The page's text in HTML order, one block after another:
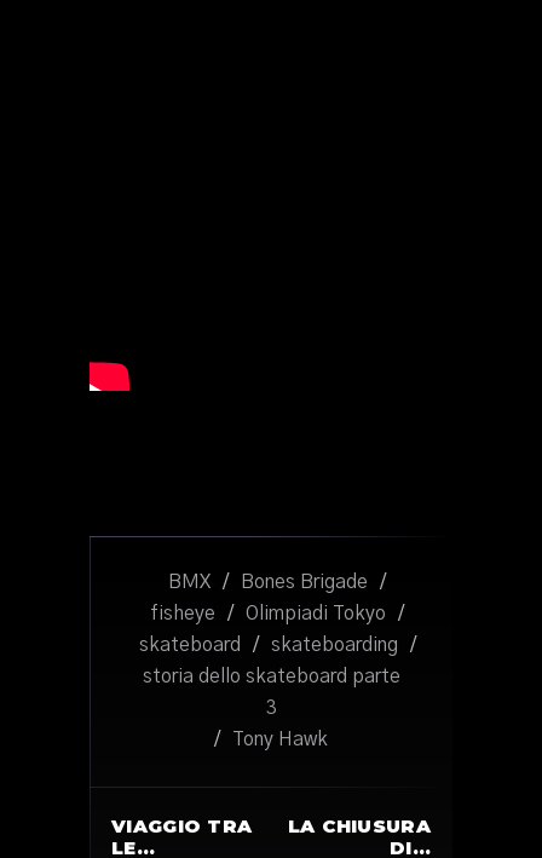
BMX / Bones Brigade
/
fisheye
/ Olimpiadi Tokyo
/
skateboard
/ skateboarding
/
storia dello skateboard parte
3
/
Tony Hawk
VIAGGIO TRA
LE…
LA CHIUSURA
DI…